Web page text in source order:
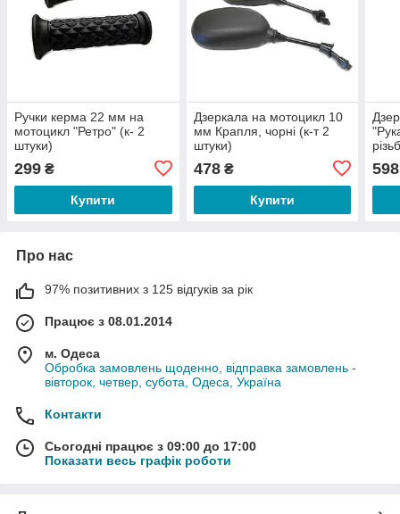
Ручки керма 22 мм на
мотоцикл "Ретро" (к- 2
штуки)
299 ₴
Купити
Дзеркала на мотоцикл 10
мм Крапля, чорні (к-т 2
штуки)
478₴
Купити
598
Про нас
97% позитивних з 125 відгуків за рік
Працює з 08.01.2014
м. Одеса
Обробка замовлень щоденно, відправка замовлень -
вівторок, четвер, субота, Одеса, Україна
Контакти
Сьогодні працює з 09:00 до 17:00
Показати весь графік роботи